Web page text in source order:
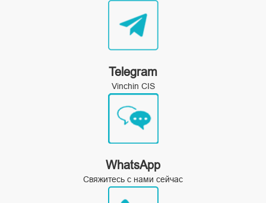
Telegram
Vinchin CIS
WhatsApp
Свяжитесь с нами сейчас